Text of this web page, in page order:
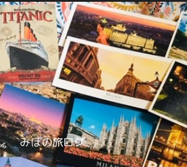
みぽの旅ログ